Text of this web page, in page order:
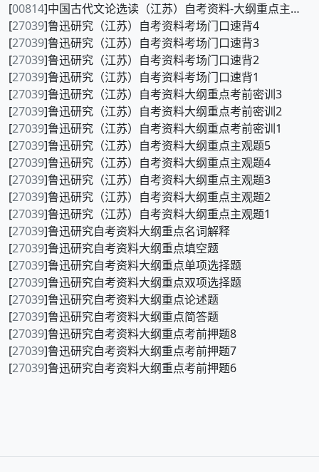
[00814]中国古代文论选读（江苏）自考资料-大纲重点主观题1
[27039]鲁迅研究（江苏）自考资料考场门口速背4
[27039]鲁迅研究（江苏）自考资料考场门口速背3
[27039]鲁迅研究（江苏）自考资料考场门口速背2
[27039]鲁迅研究（江苏）自考资料考场门口速背1
[27039]鲁迅研究（江苏）自考资料大纲重点考前密训3
[27039]鲁迅研究（江苏）自考资料大纲重点考前密训2
[27039]鲁迅研究（江苏）自考资料大纲重点考前密训1
[27039]鲁迅研究（江苏）自考资料大纲重点主观题5
[27039]鲁迅研究（江苏）自考资料大纲重点主观题4
[27039]鲁迅研究（江苏）自考资料大纲重点主观题3
[27039]鲁迅研究（江苏）自考资料大纲重点主观题2
[27039]鲁迅研究（江苏）自考资料大纲重点主观题1
[27039]鲁迅研究自考资料大纲重点名词解释
[27039]鲁迅研究自考资料大纲重点填空题
[27039]鲁迅研究自考资料大纲重点单项选择题
[27039]鲁迅研究自考资料大纲重点双项选择题
[27039]鲁迅研究自考资料大纲重点论述题
[27039]鲁迅研究自考资料大纲重点简答题
[27039]鲁迅研究自考资料大纲重点考前押题8
[27039]鲁迅研究自考资料大纲重点考前押题7
[27039]鲁迅研究自考资料大纲重点考前押题6